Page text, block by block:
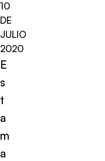
10
DE
JULIO
2020
E
s
t
a
m
a